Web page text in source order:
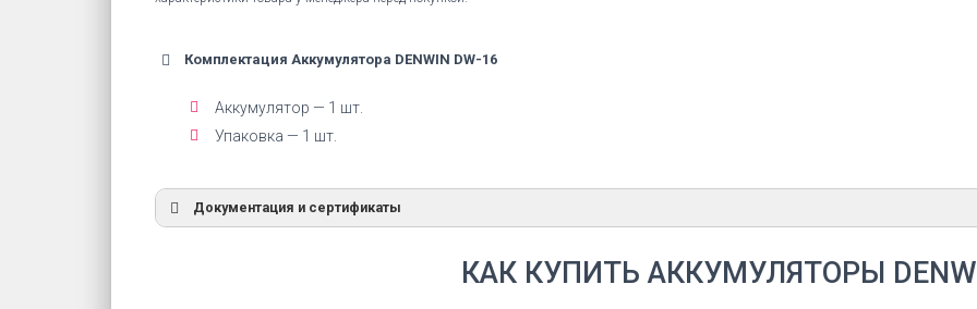
Комплектация Аккумулятора DENWIN DW-16
Аккумулятор — 1 шт.
Упаковка — 1 шт.
Документация и сертификаты
Декларация соответствия на Ni-Mh
Декларация соответствия на Ni-Mh
КАК КУПИТЬ АККУМУЛЯТОРЫ